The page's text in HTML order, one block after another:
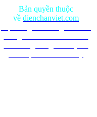
Bản quyền thuộc
về dienchanviet.com